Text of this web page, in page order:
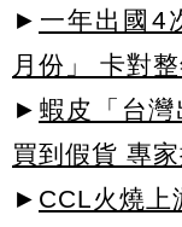
► 一年出國4
月份」 卡對
► 蝦皮「台
買到假貨 專
► CCL火燒上